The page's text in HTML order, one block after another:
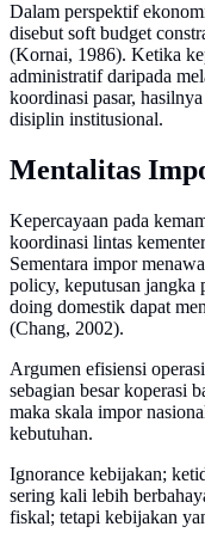
Dalam perspektif
disebut soft budget
(Kornai, 1986). Ketika
administratif daripada
koordinasi pasar,
disiplin institusional.
Mentalitas
Kepercayaan pada
koordinasi lintas
Sementara impor
policy, keputusan jangka
doing domestik dapat
(Chang, 2002).
Argumen efisiensi
sebagian besar koperasi
maka skala impor
kebutuhan.
Ignorance kebijakan;
sering kali lebih
fiskal; tetapi kebijakan